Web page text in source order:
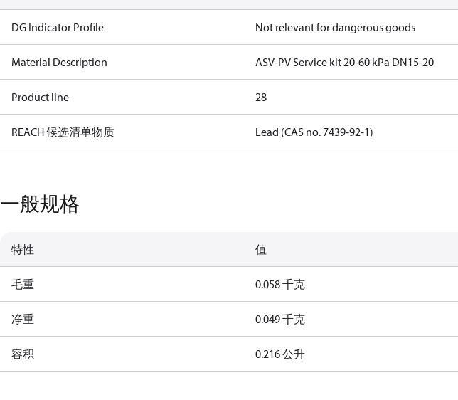
DG Indicator Profile Not relevant for dangerous goods
Material Description ASV-PV Service kit 20-60 kPa DN15-20
Product line 28
REACH 候选清单物质 Lead (CAS no. 7439-92-1)
一般规格
特性 值
毛重 0.058 千克
净重 0.049 千克
容积 0.216 公升